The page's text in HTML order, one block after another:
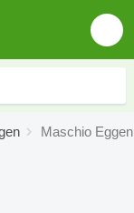
Maschio Eggen